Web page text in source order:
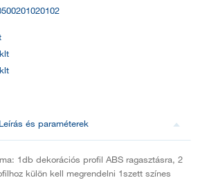
Leírás és paraméterek
1db dekorációs profil ABS ragasztásra, 2
külön kell megrendelni 1szett színes